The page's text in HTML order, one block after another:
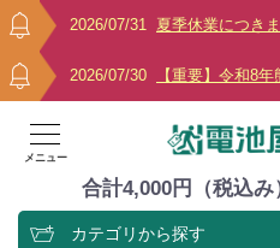
2026/07/31 夏季休業につき
2026/07/30 【重要】令和8
メニュー
合計4,000円（税込み